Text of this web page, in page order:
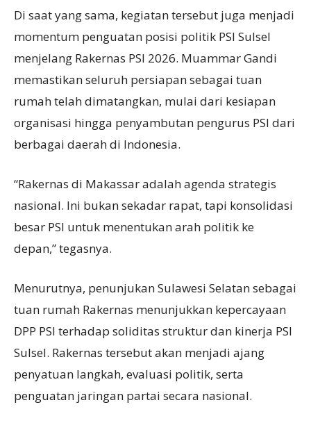
Di saat yang sama, kegiatan tersebut juga menjadi
momentum penguatan posisi politik PSI Sulsel
menjelang Rakernas PSI 2026. Muammar Gandi
memastikan seluruh persiapan sebagai tuan
rumah telah dimatangkan, mulai dari kesiapan
organisasi hingga penyambutan pengurus PSI dari
berbagai daerah di Indonesia.
“Rakernas di Makassar adalah agenda strategis
nasional. Ini bukan sekadar rapat, tapi konsolidasi
besar PSI untuk menentukan arah politik ke
depan,” tegasnya.
Menurutnya, penunjukan Sulawesi Selatan sebagai
tuan rumah Rakernas menunjukkan kepercayaan
DPP PSI terhadap soliditas struktur dan kinerja PSI
Sulsel. Rakernas tersebut akan menjadi ajang
penyatuan langkah, evaluasi politik, serta
penguatan jaringan partai secara nasional.